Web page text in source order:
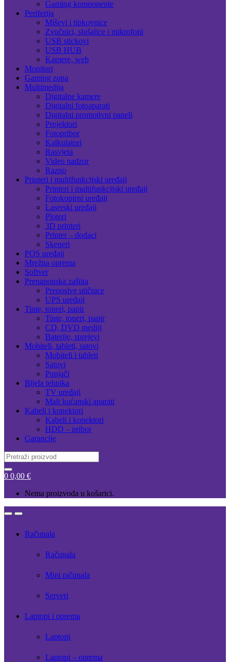
Gaming komponente
Periferija
Miševi i tipkovnice
Zvučnici, slušalice i mikrofoni
USB stickovi
USB HUB
Kamere, web
Monitori
Gaming zona
Multimedija
Digitalne kamere
Digitalni fotoaparati
Digitalni promotivni paneli
Projektori
Fotopribor
Kalkulatori
Rasvjeta
Video nadzor
Razno
Printeri i multifunkcijski uređaji
Printeri i multifunkcijski uređaji
Fotokopirni uređaji
Laserski uređaji
Ploteri
3D printeri
Printer – dodaci
Skeneri
POS uređaji
Mrežna oprema
Softver
Prenaponska zaštita
Prenosive utičnice
UPS uređaji
Tinte, toneri, papir
Tinte, toneri, papir
CD, DVD mediji
Baterije, sprejevi
Mobiteli, tableti, satovi
Mobiteli i tableti
Satovi
Punjači
Bijela tehnika
TV uređaji
Mali kućanski aparati
Kabeli i konektori
Kabeli i konektori
HDD – pribor
Garancije
Search
for:
0 0,00 €
Nema proizvoda u košarici.
OpenClose
Računala
Računala
Mini računala
Serveri
Laptopi i oprema
Laptopi
Laptopi – oprema